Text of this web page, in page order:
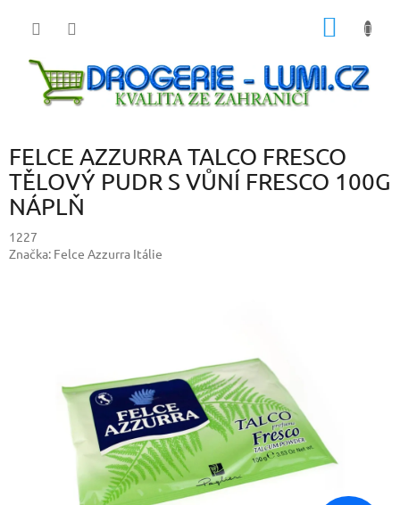
FELCE AZZURRA TALCO FRESCO
TĚLOVÝ PUDR S VŮNÍ FRESCO 100G
NÁPLŇ
1227
Značka: Felce Azzurra Itálie